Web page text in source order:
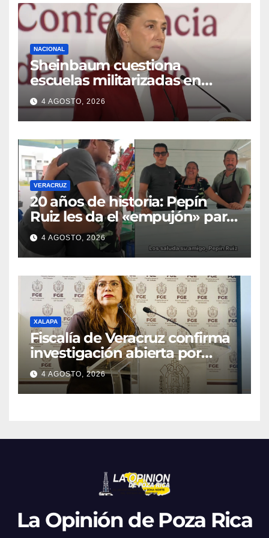
NACIONAL
Sheinbaum cuestiona
escuelas militarizadas en
Guanajuato
4 AGOSTO, 2026
VERACRUZ
20 años de historia: Pepín
Ruiz les da el «empujón» para
transformar el negocio de
Georgina y Alberto
4 AGOSTO, 2026
XALAPA
Fiscalía de Veracruz confirma
investigación abierta por
homicidio de periodista
Roxana Ramírez; esperan
desafuero de un alcalde
4 AGOSTO, 2026
La Opinión de Poza Rica